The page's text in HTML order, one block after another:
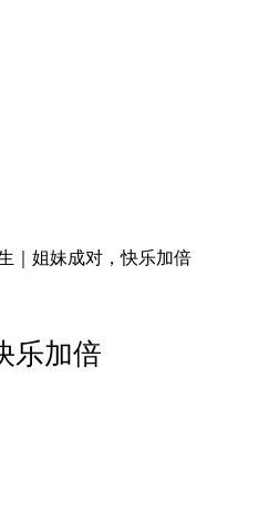
｜姐妹成对，快乐加倍
乐加倍